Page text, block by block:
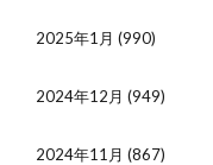
2025年1月 (990)
2024年12月 (949)
2024年11月 (867)